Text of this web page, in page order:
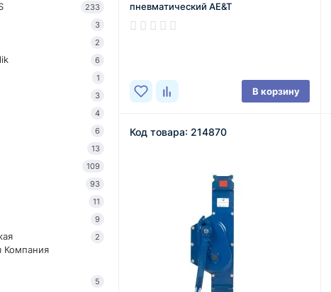
233
3
2
6
1
3
4
6
13
109
93
11
9
2
5
пневматический AE&T
В корзину
Код товара: 214870